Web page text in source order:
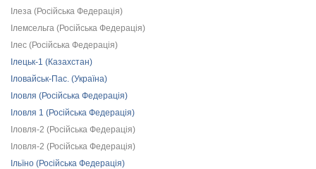
Ілеза (Російська Федерація)
Ілемсельга (Російська Федерація)
Ілес (Російська Федерація)
Ілецьк-1 (Казахстан)
Іловайськ-Пас. (Україна)
Іловля (Російська Федерація)
Іловля 1 (Російська Федерація)
Іловля-2 (Російська Федерація)
Іловля-2 (Російська Федерація)
Ільїно (Російська Федерація)